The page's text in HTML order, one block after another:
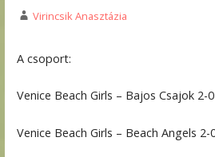
Virincsik Anasztázia
A csoport:
Venice Beach Girls – Bajos Csajok 2-0
Venice Beach Girls – Beach Angels 2-